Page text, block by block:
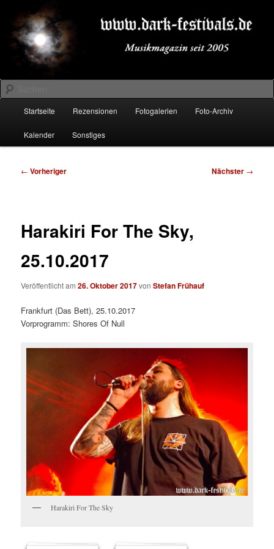
primären
Inhalt
springenDARK-FESTIVALS.DE
Suchen
Startseite Rezensionen Fotogalerien Foto-Archiv
Kalender Sonstiges
Beitragsnavigation
← Vorheriger Nächster →
Harakiri For The Sky,
25.10.2017
Veröffentlicht am26. Oktober 2017vonStefan Frühauf
Frankfurt (Das Bett), 25.10.2017
Vorprogramm: Shores Of Null
Harakiri For The Sky